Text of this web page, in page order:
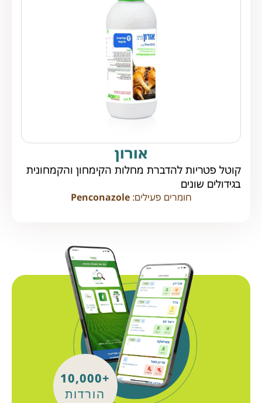
אורון
קוטל פטריות להדברת מחלות הקימחון והקמחונית
בגידולים שונים
חומרים פעילים:Penconazole
+10,000
הורדות